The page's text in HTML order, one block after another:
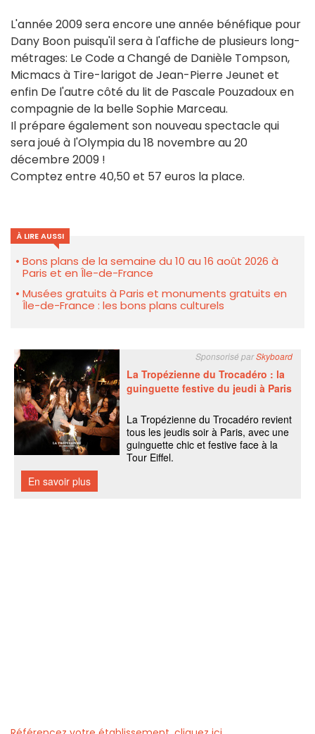
L'année 2009 sera encore une année bénéfique pour
Dany Boon puisqu'il sera à l'affiche de plusieurs long-
métrages: Le Code a Changé de Danièle Tompson,
Micmacs à Tire-larigot de Jean-Pierre Jeunet et
enfin De l'autre côté du lit de Pascale Pouzadoux en
compagnie de la belle Sophie Marceau.
Il prépare également son nouveau spectacle qui
sera joué à l'Olympia du 18 novembre au 20
décembre 2009 !
Comptez entre 40,50 et 57 euros la place.
À LIRE AUSSI
Bons plans de la semaine du 10 au 16 août 2026 à
Paris et en Île-de-France
Musées gratuits à Paris et monuments gratuits en
Île-de-France : les bons plans culturels